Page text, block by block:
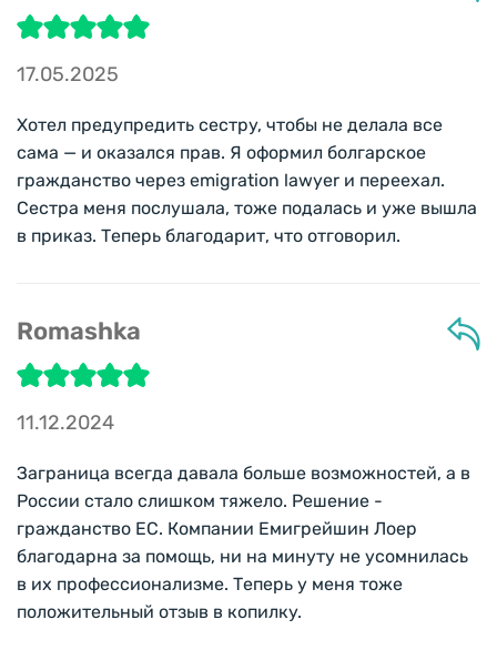
17.05.2025
Хотел предупредить сестру, чтобы не делала все
сама — и оказался прав. Я оформил болгарское
гражданство через emigration lawyer и переехал.
Сестра меня послушала, тоже подалась и уже вышла
в приказ. Теперь благодарит, что отговорил.
Romashka
11.12.2024
Заграница всегда давала больше возможностей, а в
России стало слишком тяжело. Решение -
гражданство ЕС. Компании Емигрейшин Лоер
благодарна за помощь, ни на минуту не усомнилась
в их профессионализме. Теперь у меня тоже
положительный отзыв в копилку.